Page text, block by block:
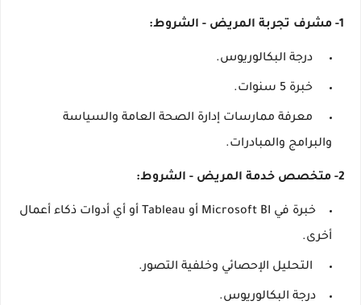
1- مشرف تجربة المريض - الشروط:
درجة البكالوريوس.
خبرة 5 سنوات.
معرفة ممارسات إدارة الصحة العامة والسياسة
والبرامج والمبادرات.
2- متخصص خدمة المريض - الشروط:
خبرة في Microsoft BI أو Tableau أو أي أدوات ذكاء أعمال
أخرى.
التحليل الإحصائي وخلفية التصور.
درجة البكالوريوس.